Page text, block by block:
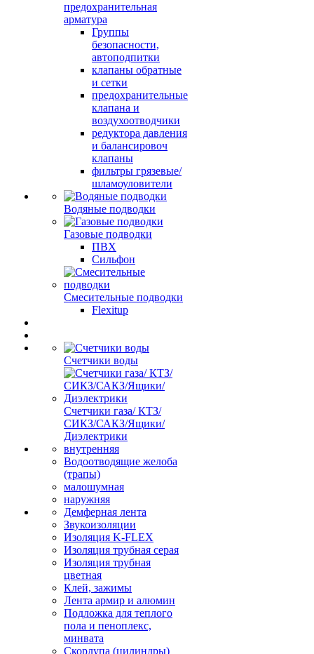
предохранительная
арматура
Группы
безопасности,
автоподпитки
клапаны обратные
и сетки
предохранительные
клапана и
воздухоотводчики
редуктора давления
и балансировоч
клапаны
фильтры грязевые/
шламоуловители
Водяные подводки
Газовые подводки
ПВХ
Сильфон
Смесительные подводки
Flexitup
Счетчики воды
Счетчики газа/ КТЗ/
СИКЗ/САКЗ/Ящики/
Диэлектрики
внутренняя
Водоотводящие желоба
(трапы)
малошумная
наружняя
Демферная лента
Звукоизоляции
Изоляция K-FLEX
Изоляция трубная серая
Изоляция трубная
цветная
Клей, зажимы
Лента армир и алюмин
Подложка для теплого
пола и пеноплекс,
минвата
Скорлупа (цилиндры)